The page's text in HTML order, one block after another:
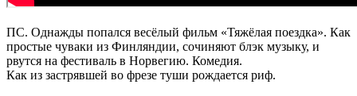
ПС. Однажды попался весёлый фильм «Тяжёлая поездка». Как
простые чуваки из Финляндии, сочиняют блэк музыку, и
рвутся на фестиваль в Норвегию. Комедия.
Как из застрявшей во фрезе туши рождается риф.